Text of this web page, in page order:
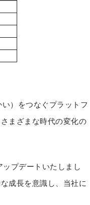
）をつなぐプラットフ
まざまな時代の変化の
プデートいたしまし
成長を意識し、当社に